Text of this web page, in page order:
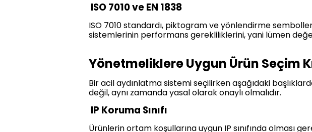
ISO 7010 ve EN 1838
ISO 7010 standardı, piktogram ve yönlendirme
sistemlerinin performans gerekliliklerini, yani lümen
Yönetmeliklere Uygun Ürün Seçim
Bir acil aydınlatma sistemi seçilirken aşağıdaki
değil, aynı zamanda yasal olarak onaylı olmalıdır.
IP Koruma Sınıfı
Ürünlerin ortam koşullarına uygun IP sınıfında olması